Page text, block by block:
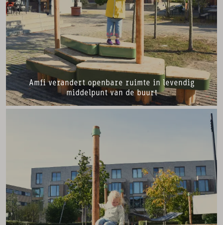
Amfi verandert openbare ruimte in levendig
middelpunt van de buurt